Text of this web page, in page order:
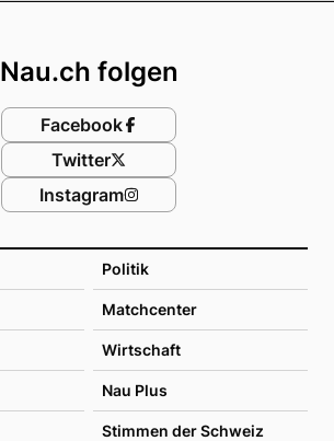
Politik
Matchcenter
Wirtschaft
Nau Plus
Stimmen der Schweiz
Nau.ch folgen
Facebook
Twitter
Instagram